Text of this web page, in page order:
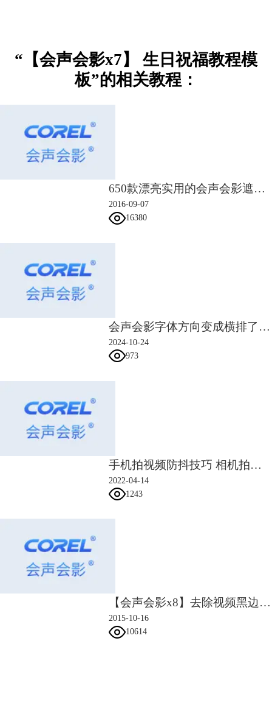
“【会声会影x7】 生日祝福教程模
板”的相关教程：
650款漂亮实用的会声会影遮罩素材
2016-09-07
16380
会声会影字体方向变成横排了 会声会影字体颜色怎么改
2024-10-24
973
手机拍视频防抖技巧 相机拍视频怎么防抖
2022-04-14
1243
【会声会影x8】去除视频黑边视频教程
2015-10-16
10614